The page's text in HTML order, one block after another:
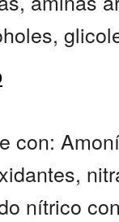
con:
nítrico